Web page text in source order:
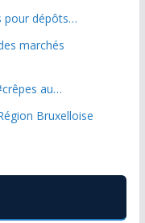
pour dépôts…
marchés
au…
Bruxelloise